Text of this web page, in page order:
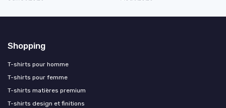
Shopping
T-shirts pour homme
T-shirts pour femme
T-shirts matières premium
T-shirts design et finitions